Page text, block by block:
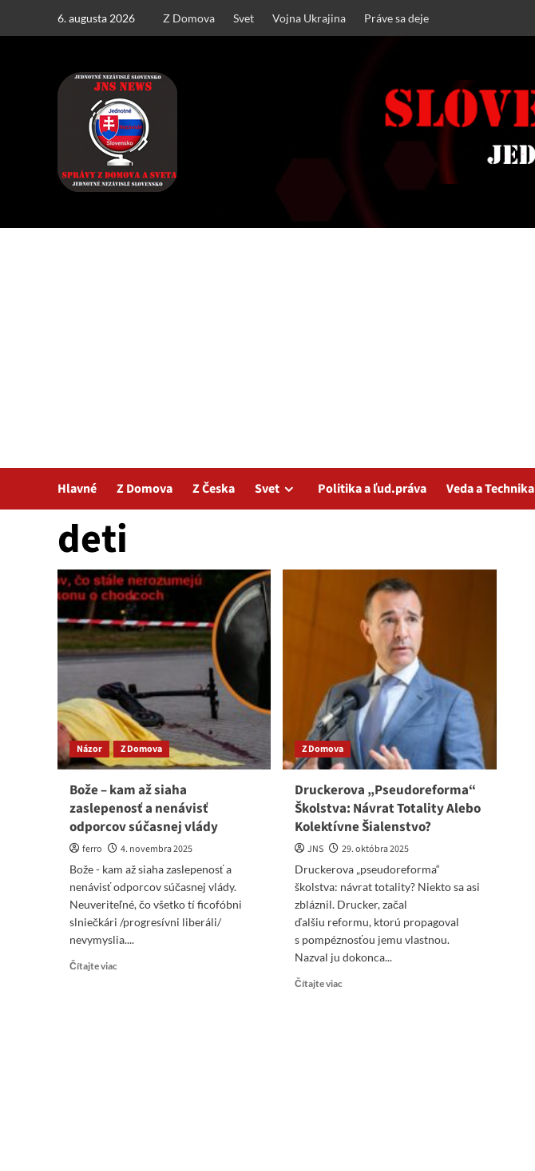
6. augusta 2026 Z Domova Svet Vojna Ukrajina Práve sa deje
Hlavné Z Domova Z Česka Svet Politika a ľud.práva Veda a Technika
deti
Názor Z Domova
Bože – kam až siaha
zaslepenosť a nenávisť
odporcov súčasnej vlády
ferro
4. novembra 2025
Bože - kam až siaha zaslepenosť a
nenávisť odporcov súčasnej vlády.
Neuveriteľné, čo všetko tí ficofóbni
slniečkári /progresívni liberáli/
nevymyslia....
Čítajte viac
Z Domova
Druckerova „Pseudoreforma“
Školstva: Návrat Totality Alebo
Kolektívne Šialenstvo?
JNS
29. októbra 2025
Druckerova „pseudoreforma“
školstva: návrat totality? Niekto sa asi
zbláznil. Drucker, začal
ďalšiu reformu, ktorú propagoval
s pompéznosťou jemu vlastnou.
Nazval ju dokonca...
Čítajte viac